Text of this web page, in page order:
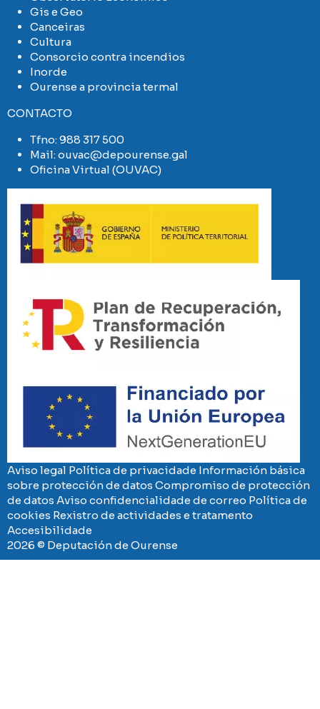
Gis e Geo
Canceiras
Cultura
Consorcio contra incendios
Inorde
Ourense a provincia termal
CONTACTO
Tfno:988 317 500
Mail:ouvac@depourense.gal
Oficina Virtual (OUVAC)
Aviso legal Política de privacidade Información básica
sobre protección de datos Compromiso de protección
de datos Aviso confidencialidade de correo Política de
cookies Rexistro de actividades e tratamento
Accesibilidade
2026 © Deputación de Ourense